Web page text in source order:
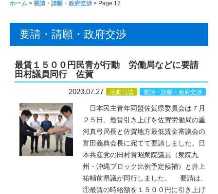
ホーム > 要請・請願・政府交渉 > Page 12
要請・請願・政府交渉
最賃１５００円民青が行動 労働局などに要請
田村議員同行 佐賀
2023.07.27 活動日誌 要請・請願・政府交渉
日本民主青年同盟佐賀県委員会は７月
２５日、最賃引き上げを佐賀労働局の重
河真弓局長と佐賀地方最低賃金審議会の
富田義典会長に宛てて要請しました。日
本共産党の田村貴昭衆院議員（衆院九
州・沖縄ブロック比例予定候補）と井上
祐輔前県議が同行しました。 要請は、
①最賃の時給額を１５００円に引き上げ